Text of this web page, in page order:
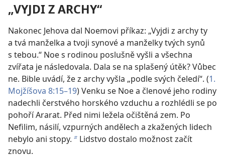
„VYJDI Z ARCHY“
Nakonec Jehova dal Noemovi příkaz: „Vyjdi z archy ty
a tvá manželka a tvoji synové a manželky tvých synů
s tebou.“ Noe s rodinou poslušně vyšli a všechna
zvířata je následovala. Dala se na splašený útěk? Vůbec
ne. Bible uvádí, že z archy vyšla „podle svých čeledí“. (1.
Mojžíšova 8:15–19) Venku se Noe a členové jeho rodiny
nadechli čerstvého horského vzduchu a rozhlédli se po
pohoří Ararat. Před nimi ležela očištěná zem. Po
Nefilim, násilí, vzpurných andělech a zkažených lidech
nebylo ani stopy. b Lidstvo dostalo možnost začít
znovu.